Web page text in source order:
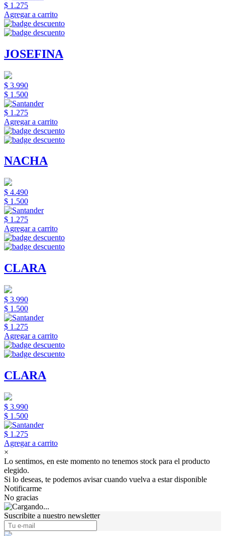
$ 1.275
Agregar a carrito
JOSEFINA
$ 3.990
$ 1.500
$ 1.275
Agregar a carrito
NACHA
$ 4.490
$ 1.500
$ 1.275
Agregar a carrito
CLARA
$ 3.990
$ 1.500
$ 1.275
Agregar a carrito
CLARA
$ 3.990
$ 1.500
$ 1.275
Agregar a carrito
×
Lo sentimos, en este momento no tenemos stock para el producto
elegido.
Si lo deseas, te podemos avisar cuando vuelva a estar disponible
Notificarme
No gracias
Suscribite a nuestro newsletter